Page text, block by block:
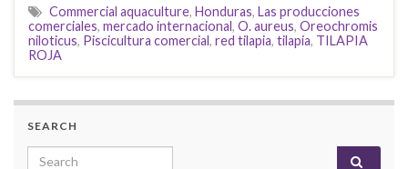
Commercial aquaculture, Honduras, Las producciones
comerciales, mercado internacional, O. aureus, Oreochromis
niloticus, Piscicultura comercial, red tilapia, tilapia, TILAPIA
ROJA
SEARCH
Search for: